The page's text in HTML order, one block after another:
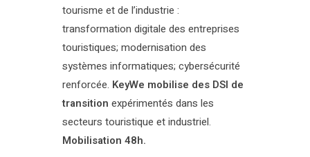
tourisme et de l’industrie :
transformation digitale des entreprises
touristiques; modernisation des
systèmes informatiques; cybersécurité
renforcée. KeyWe mobilise des DSI de
transition expérimentés dans les
secteurs touristique et industriel.
Mobilisation 48h.